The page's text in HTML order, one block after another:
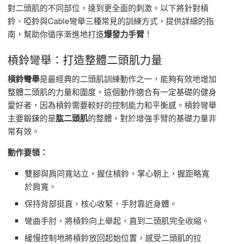
對二頭肌的不同部位，達到更全面的刺激。以下將針對槓
鈴、啞鈴與Cable彎舉三種常見的訓練方式，提供詳細的指
南，幫助你循序漸進地打造爆發力手臂 ！
槓鈴彎舉：打造整體二頭肌力量
槓鈴彎舉是最經典的二頭肌訓練動作之一，能夠有效地增加
整體二頭肌的力量和圍度。這個動作適合有一定基礎的健身
愛好者，因為槓鈴需要較好的控制能力和平衡感。槓鈴彎舉
主要鍛鍊的是肱二頭肌的整體，對於增強手臂的基礎力量非
常有效。
動作要領：
雙腳與肩同寬站立，握住槓鈴，掌心朝上，握距略寬
於肩寬。
保持背部挺直，核心收緊，手肘靠近身體。
彎曲手肘，將槓鈴向上舉起，直到二頭肌完全收縮。
緩慢控制地將槓鈴放回起始位置，感受二頭肌的拉